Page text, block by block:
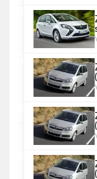
3.
Välj det antal
4. Färger
Välj färg på din
5. Sömmar
Välj material för